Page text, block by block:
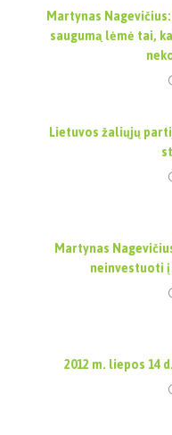
Martynas
saugumą lėmė tai,
Lietuvos žaliųjų
Martynas
neinvestuoti
2012 m. liepos 14